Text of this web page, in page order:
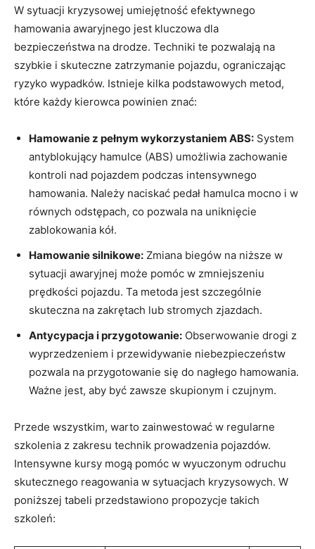
W sytuacji kryzysowej umiejętność efektywnego⁢
hamowania awaryjnego ⁣jest kluczowa ‌dla
bezpieczeństwa na ‌drodze. Techniki te pozwalają na
szybkie i skuteczne zatrzymanie pojazdu, ograniczając
ryzyko wypadków. Istnieje kilka podstawowych metod,
które każdy kierowca powinien znać:
Hamowanie​ z pełnym ‌wykorzystaniem ABS: System
antyblokujący hamulce (ABS) ​umożliwia‌ zachowanie
kontroli⁢ nad pojazdem podczas ⁣intensywnego
hamowania. Należy naciskać pedał hamulca mocno i w
równych odstępach,⁣ co‌ pozwala na uniknięcie
zablokowania kół.
Hamowanie silnikowe: Zmiana biegów na niższe w
sytuacji awaryjnej może pomóc w ‍zmniejszeniu
prędkości⁣ pojazdu. Ta ‌metoda jest szczególnie
skuteczna na zakrętach lub⁢ stromych zjazdach.
Antycypacja ‌i⁣ przygotowanie: Obserwowanie​ drogi z
wyprzedzeniem i przewidywanie niebezpieczeństw⁤
pozwala na przygotowanie się do nagłego hamowania.
⁣Ważne jest, ⁣aby być zawsze skupionym i czujnym.
Przede wszystkim, warto zainwestować w regularne​
szkolenia z zakresu technik prowadzenia pojazdów.
Intensywne kursy mogą pomóc w wyuczonym odruchu
skutecznego reagowania w sytuacjach kryzysowych. W
poniższej tabeli przedstawiono propozycje takich
szkoleń: